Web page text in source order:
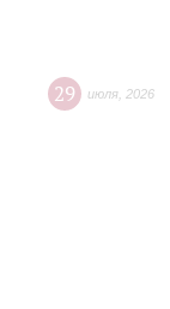
29 июля 2026